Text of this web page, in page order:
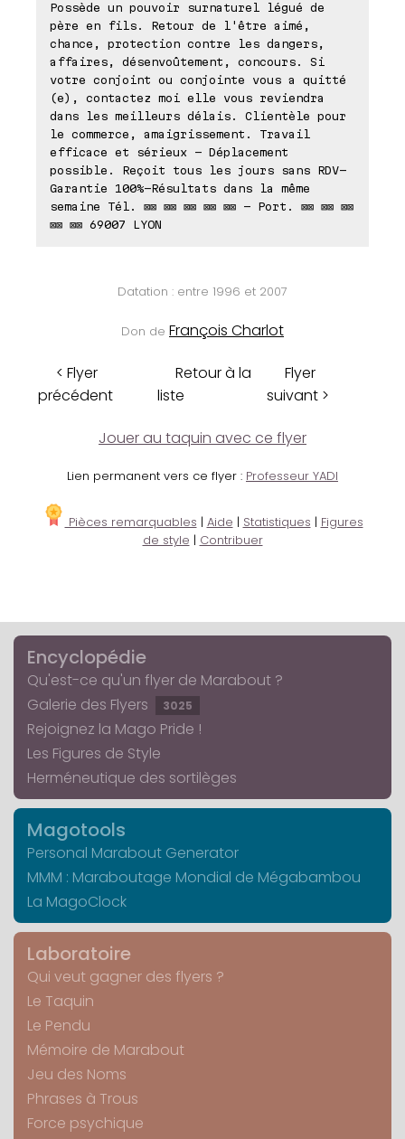
Possède un pouvoir surnaturel légué de
père en fils. Retour de l'être aimé,
chance, protection contre les dangers,
affaires, désenvoûtement, concours. Si
votre conjoint ou conjointe vous a quitté
(e), contactez moi elle vous reviendra
dans les meilleurs délais. Clientèle pour
le commerce, amaigrissement. Travail
efficace et sérieux - Déplacement
possible. Reçoit tous les jours sans RDV-
Garantie 100%-Résultats dans la même
semaine Tél. ⊠⊠ ⊠⊠ ⊠⊠ ⊠⊠ ⊠⊠ - Port. ⊠⊠ ⊠⊠ ⊠⊠
⊠⊠ ⊠⊠ 69007 LYON
Datation : entre 1996 et 2007
Don de François Charlot
< Flyer
précédent
Retour à la
liste
Flyer
suivant >
Jouer au taquin avec ce flyer
Lien permanent vers ce flyer : Professeur YADI
Pièces remarquables | Aide | Statistiques | Figures
de style | Contribuer
Encyclopédie
Qu'est-ce qu'un flyer de Marabout ?
Galerie des Flyers
3025
Rejoignez la Mago Pride !
Les Figures de Style
Herméneutique des sortilèges
Magotools
Personal Marabout Generator
MMM : Maraboutage Mondial de Mégabambou
La MagoClock
Laboratoire
Qui veut gagner des flyers ?
Le Taquin
Le Pendu
Mémoire de Marabout
Jeu des Noms
Phrases à Trous
Force psychique